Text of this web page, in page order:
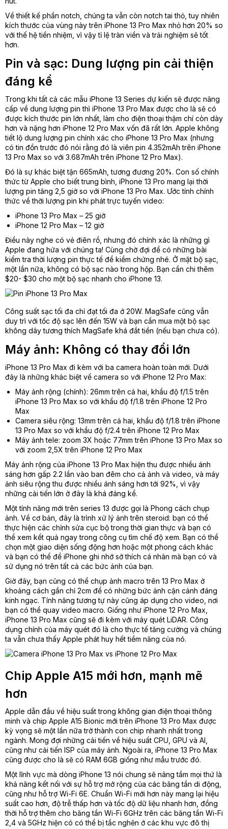
Về thiết kế phần notch, chúng ta vẫn còn notch tai thỏ, tuy nhiên
kích thước của vùng này trên iPhone 13 Pro Max nhỏ hơn 20% so
với thế hệ tiền nhiệm, vì vậy tỉ lệ tràn viền và trải nghiệm sẽ tốt
hơn.
Pin và sạc: Dung lượng pin cải thiện
đáng kể
Trong khi tất cả các mẫu iPhone 13 Series dự kiến ​​sẽ được nâng
cấp về dung lượng pin thì iPhone 13 Pro Max được cho là sẽ có
được kích thước pin lớn nhất, làm cho điện thoại thậm chí còn dày
hơn và nặng hơn iPhone 12 Pro Max vốn đã rất lớn. Apple không
tiết lộ dung lượng pin chính xác cho iPhone 13 Pro Max (nhưng
có tin đồn trước đó nói rằng đó là viên pin 4.352mAh trên iPhone
13 Pro Max so với 3.687mAh trên iPhone 12 Pro Max).
Đó là sự khác biệt tận 665mAh, tương đương 20%. Con số chính
thức từ Apple cho biết trung bình, iPhone 13 Pro mang lại thời
lượng pin tăng 2,5 giờ so với iPhone 13 Pro Max. Ước tính chính
thức về thời lượng pin khi phát trực tuyến video:
iPhone 13 Pro Max – 25 giờ
iPhone 12 Pro Max – 12 giờ
Điều này nghe có vẻ điên rồ, nhưng đó chính xác là những gì
Apple đang hứa với chúng ta! Cùng chờ đợi để có những bài
kiểm tra thời lượng pin thực tế để kiểm chứng nhé. Ở mặt bộ sạc,
một lần nữa, không có bộ sạc nào trong hộp. Bạn cần chi thêm
$20- $30 cho một bộ sạc nhanh cho iPhone 13.
Công suất sạc tối đa chỉ đạt tối đa ở 20W. MagSafe cũng vẫn
duy trì với tốc độ sạc lên đến 15W và bạn cần mua một bộ sạc
không dây tương thích MagSafe khá đắt tiền (nếu bạn chưa có).
Máy ảnh: Không có thay đổi lớn
iPhone 13 Pro Max đi kèm với ba camera hoàn toàn mới. Dưới
đây là những khác biệt về camera so với iPhone 12 Pro Max:
Máy ảnh rộng (chính): 26mm trên cả hai, khẩu độ f/1.5 trên
iPhone 13 Pro Max so với khẩu độ f/1.8 trên iPhone 12 Pro
Max
Camera siêu rộng: 13mm trên cả hai, khẩu độ f/1.8 trên iPhone
13 Pro Max so với khẩu độ f/2.4 trên iPhone 12 Pro Max
Máy ảnh tele: zoom 3X hoặc 77mm trên iPhone 13 Pro Max so
với zoom 2,5X trên iPhone 12 Pro Max
Máy ảnh rộng của iPhone 13 Pro Max hiện thu được nhiều ánh
sáng hơn gấp 2.2 lần vào ban đêm cho cả ảnh và video, và máy
ảnh siêu rộng thu được nhiều ánh sáng hơn tới 92%, vì vậy
những cải tiến lớn ở đây là khá đáng kể.
Một tính năng mới trên series 13 được gọi là Phong cách chụp
ảnh. Về cơ bản, đây là trình xử lý ảnh trên steroid: bạn có thể
thực hiện các chỉnh sửa cục bộ trong thời gian thực và bạn có
thể xem kết quả ngay trong công cụ tìm chế độ xem. Bạn có thể
chọn một giao diện sống động hơn hoặc một phong cách khác
và bạn có thể để iPhone ghi nhớ sở thích cá nhân mà bạn có và
sử dụng nó trên tất cả các bức ảnh của bạn.
Giờ đây, bạn cũng có thể chụp ảnh macro trên 13 Pro Max ở
khoảng cách gần chỉ 2cm để có những bức ảnh cận cảnh đáng
kinh ngạc. Tính năng tương tự này cũng áp dụng cho video, nơi
bạn có thể quay video macro. Giống như iPhone 12 Pro Max,
iPhone 13 Pro Max cũng sẽ đi kèm với máy quét LiDAR. Công
dụng chính của máy quét đó là cho thực tế tăng cường và chúng
ta vẫn chưa thấy Apple phát huy hết tiềm năng của nó.
Chip Apple A15 mới hơn, mạnh mẽ
hơn
Apple dẫn đầu về hiệu suất trong không gian điện thoại thông
minh và chip Apple A15 Bionic mới trên iPhone 13 Pro Max được
kỳ vọng sẽ một lần nữa trở thành con chip nhanh nhất trong
ngành. Mong đợi những cải tiến về hiệu suất CPU, GPU và AI,
cũng như cải tiến ISP của máy ảnh. Ngoài ra, iPhone 13 Pro Max
cũng được cho là sẽ có RAM 6GB giống như mẫu trước đó.
Một lĩnh vực mà dòng iPhone 13 nói chung sẽ nâng tầm mọi thứ là
khả năng kết nối với sự hỗ trợ mở rộng của các băng tần di động,
cũng như hỗ trợ Wi-Fi 6E. Chuẩn Wi-Fi mới hơn này mang lại hiệu
suất cao hơn, độ trễ thấp hơn và tốc độ dữ liệu nhanh hơn, đồng
thời hỗ trợ thêm cho băng tần Wi-Fi 6GHz trên các băng tần Wi-Fi
2,4 và 5GHz hiện có có thể bị tắc nghẽn ở các khu vực đô thị